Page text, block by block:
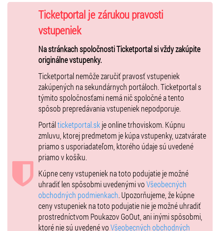
vstupenky Zlatý Bažant Tour. Pred začiatkom hokejového zápasu si
môžete prezrieť kabínu nášho národného tímu, podať si ruku
s trénerom Vladimírom Országhom, ťuknúť si s hráčmi pred
nástupom na ľad a vychutnať si duel z VIP priestorov zimného
Zlatý Bažant Tour zahŕňa:•
• komentovaná prehliadka z priestorov, v ktorých sa reprezentanti
pripravujú na zápas
• prehliadku šatne a sprievodných priestorov
• prehliadku pripravenej striedačky na zápas
• stretnutie s trénerom Vladimírom Országhom v predzápasovej
• slovenský dres podpísaný aktuálnym reprezentačným výberom
• možnosť „ťuknúť“ si s hráčmi pred nástupom na ľad
• VIP vstupenku na zápas s neobmedzenou konzumáciou
a výnimočnou príležitosťou pohybovať sa medzi slovenskými
hokejovými osobnosťami
• sledovanie duelu v rámci VIP tribúny
• darček od nášho partnera Heineken Slovensko
• spomienkové fotografie
Ticketportal je zárukou pravosti
vstupeniek
Na stránkach spoločnosti Ticketportal si vždy zakúpite
originálne vstupenky.
Ticketportal nemôže zaručiť pravosť vstupeniek
zakúpených na sekundárnych portáloch. Ticketportal s
týmito spoločnosťami nemá nič spoločné a tento
spôsob prepredávania vstupeniek nepodporuje.
Portálticketportal.sk je online trhoviskom. Kúpnu
zmluvu, ktorej predmetom je kúpa vstupenky, uzatvárate
priamo s usporiadateľom, ktorého údaje sú uvedené
priamo v košíku.
Kúpne ceny vstupeniek na toto podujatie je možné
uhradiť len spôsobmi uvedenými voVšeobecných
obchodných podmienkach. Upozorňujeme, že kúpne
ceny vstupeniek na toto podujatie nie je možné uhradiť
prostredníctvom Poukazov GoOut, ani inými spôsobmi,
ktoré nie sú uvedené voVšeobecných obchodných